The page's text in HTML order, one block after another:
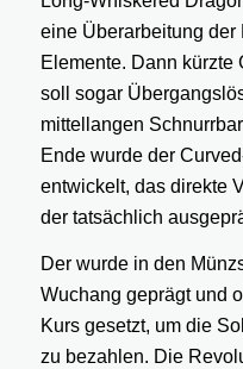
eine Überarbeitung
Elemente. Dann kürzte
soll sogar
mittellangen
Ende wurde der
entwickelt, das direkte
der tatsächlich
Der wurde in den
Wuchang geprägt und
Kurs gesetzt, um die
zu bezahlen. Die